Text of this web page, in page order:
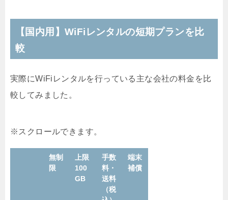
【国内用】WiFiレンタルの短期プランを比
較
実際にWiFiレンタルを行っている主な会社の料金を比
較してみました。
無制
限
上限
100
GB
手数
料・
送料
（税
端末
補償